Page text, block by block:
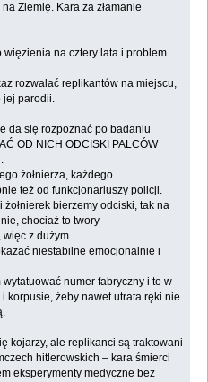
Ziemię. Kara za złamanie
więzienia na cztery lata i problem
rozwalać replikantów na miejscu,
jej parodii.
da się rozpoznać po badaniu
OD NICH ODCISKI PALCÓW
żołnierza, każdego
też od funkcjonariuszy policji.
bierzemy odciski, tak na
chociaż to twory
z dużym
niestabilne emocjonalnie i
numer fabryczny i to w
korpusie, żeby nawet utrata ręki nie
kojarzy, ale replikanci są traktowani
hitlerowskich – kara śmierci
eksperymenty medyczne bez